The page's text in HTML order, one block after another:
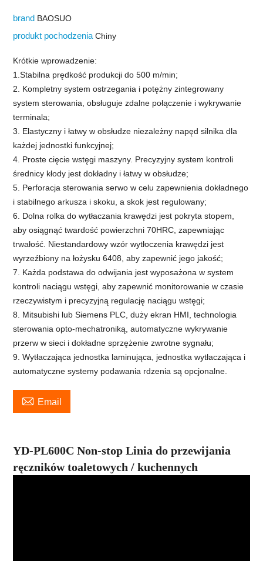
brand BAOSUO
produkt pochodzeniaChiny
Krótkie wprowadzenie:
1.Stabilna prędkość produkcji do 500 m/min;
2. Kompletny system ostrzegania i potężny zintegrowany
system sterowania, obsługuje zdalne połączenie i wykrywanie
terminala;
3. Elastyczny i łatwy w obsłudze niezależny napęd silnika dla
każdej jednostki funkcyjnej;
4. Proste cięcie wstęgi maszyny. Precyzyjny system kontroli
średnicy kłody jest dokładny i łatwy w obsłudze;
5. Perforacja sterowania serwo w celu zapewnienia dokładnego
i stabilnego arkusza i skoku, a skok jest regulowany;
6. Dolna rolka do wytłaczania krawędzi jest pokryta stopem,
aby osiągnąć twardość powierzchni 70HRC, zapewniając
trwałość. Niestandardowy wzór wytłoczenia krawędzi jest
wyrzeźbiony na łożysku 6408, aby zapewnić jego jakość;
7. Każda podstawa do odwijania jest wyposażona w system
kontroli naciągu wstęgi, aby zapewnić monitorowanie w czasie
rzeczywistym i precyzyjną regulację naciągu wstęgi;
8. Mitsubishi lub Siemens PLC, duży ekran HMI, technologia
sterowania opto-mechatroniką, automatyczne wykrywanie
przerw w sieci i dokładne sprzężenie zwrotne sygnału;
9. Wytłaczająca jednostka laminująca, jednostka wytłaczająca i
automatyczne systemy podawania rdzenia są opcjonalne.
 Email
YD-PL600C Non-stop Linia do przewijania
ręczników toaletowych / kuchennych